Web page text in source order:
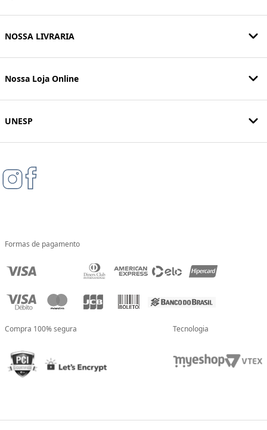
NOSSA LIVRARIA
Nossa Loja Online
UNESP
Formas de pagamento
Compra 100% segura Tecnologia